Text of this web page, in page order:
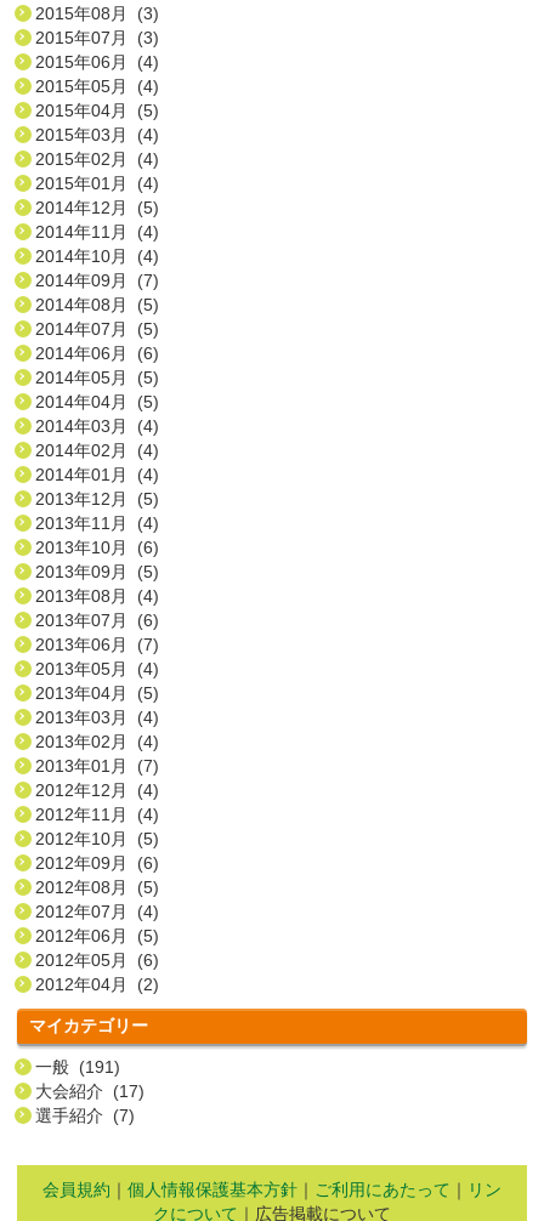
2015年08月 (3)
2015年07月 (3)
2015年06月 (4)
2015年05月 (4)
2015年04月 (5)
2015年03月 (4)
2015年02月 (4)
2015年01月 (4)
2014年12月 (5)
2014年11月 (4)
2014年10月 (4)
2014年09月 (7)
2014年08月 (5)
2014年07月 (5)
2014年06月 (6)
2014年05月 (5)
2014年04月 (5)
2014年03月 (4)
2014年02月 (4)
2014年01月 (4)
2013年12月 (5)
2013年11月 (4)
2013年10月 (6)
2013年09月 (5)
2013年08月 (4)
2013年07月 (6)
2013年06月 (7)
2013年05月 (4)
2013年04月 (5)
2013年03月 (4)
2013年02月 (4)
2013年01月 (7)
2012年12月 (4)
2012年11月 (4)
2012年10月 (5)
2012年09月 (6)
2012年08月 (5)
2012年07月 (4)
2012年06月 (5)
2012年05月 (6)
2012年04月 (2)
マイカテゴリー
一般 (191)
大会紹介 (17)
選手紹介 (7)
会員規約 ｜ 個人情報保護基本方針 ｜ ご利用にあたって ｜ リン
クについて ｜広告掲載について